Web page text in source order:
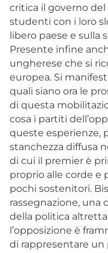
critica il governo del
studenti con i loro
libero paese e sulla
Presente infine
ungherese che si
europea. Si
quali siano ora le
di questa
cosa i partiti
queste esperienze,
stanchezza diffusa
di cui il premier è
proprio alle corde e
pochi sostenitori.
rassegnazione, una
della politica
l’opposizione è
di rappresentare